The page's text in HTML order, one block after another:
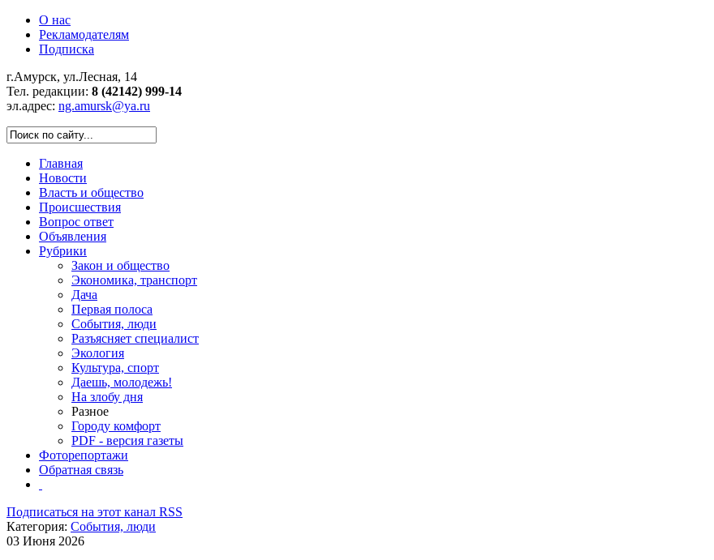
О нас
Рекламодателям
Подписка
г.Амурск, ул.Лесная, 14
Тел. редакции: 8 (42142) 999-14
эл.адрес: ng.amursk@ya.ru
Главная
Новости
Власть и общество
Происшествия
Вопрос ответ
Объявления
Рубрики
Закон и общество
Экономика, транспорт
Дача
Первая полоса
События, люди
Разъясняет специалист
Экология
Культура, спорт
Даешь, молодежь!
На злобу дня
Разное
Городу комфорт
PDF - версия газеты
Фоторепортажи
Обратная связь
Подписаться на этот канал RSS
Категория: События, люди
03 Июня 2026